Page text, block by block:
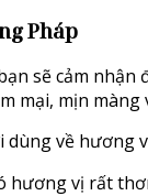
Pháp
sẽ cảm
mại, mịn
về hương
hương vị rất